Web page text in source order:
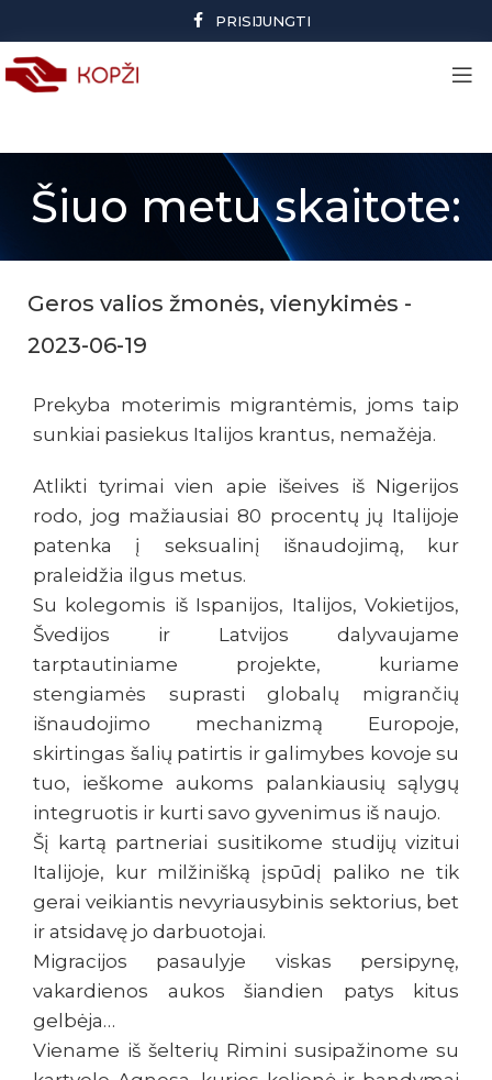
PRISIJUNGTI
Šiuo metu skaitote:
Geros valios žmonės, vienykimės -
2023-06-19
Prekyba moterimis migrantėmis, joms taip
sunkiai pasiekus Italijos krantus, nemažėja.
Atlikti tyrimai vien apie išeives iš Nigerijos
rodo, jog mažiausiai 80 procentų jų Italijoje
patenka į seksualinį išnaudojimą, kur
praleidžia ilgus metus.
Su kolegomis iš Ispanijos, Italijos, Vokietijos,
Švedijos ir Latvijos dalyvaujame
tarptautiniame projekte, kuriame
stengiamės suprasti globalų migrančių
išnaudojimo mechanizmą Europoje,
skirtingas šalių patirtis ir galimybes kovoje su
tuo, ieškome aukoms palankiausių sąlygų
integruotis ir kurti savo gyvenimus iš naujo.
Šį kartą partneriai susitikome studijų vizitui
Italijoje, kur milžinišką įspūdį paliko ne tik
gerai veikiantis nevyriausybinis sektorius, bet
ir atsidavę jo darbuotojai.
Migracijos pasaulyje viskas persipynę,
vakardienos aukos šiandien patys kitus
gelbėja…
Viename iš šelterių Rimini susipažinome su